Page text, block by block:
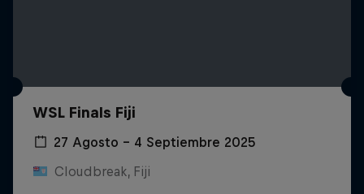
WSL Finals Fiji
27 Agosto – 4 Septiembre 2025
Cloudbreak, Fiji